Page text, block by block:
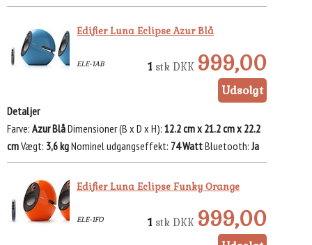
Edifier Luna Eclipse Azur Blå
1 stk DKK 999,00
ELE-1AB
Detaljer
Farve Azur BlåDimensioner (B x D x H) 12.2 cm x 21.2 cm x 22.2
cmVægt 3,6 kgNominel udgangseffekt 74 WattBluetooth Ja
Edifier Luna Eclipse Funky Orange
1 stk DKK 999,00
ELE-1FO